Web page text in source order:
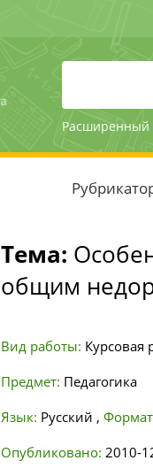
Расширенный
Тема:
общим
Вид работы: Курсовая
Предмет: Педагогика
Язык: Русский ,
Опубликовано: 2010-